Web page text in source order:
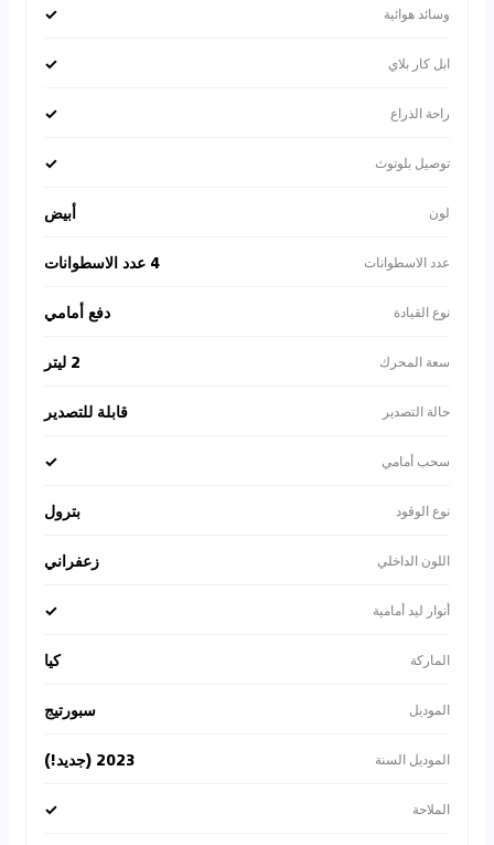
وسائد هوائية ✓
ابل كار بلاي ✓
راحة الذراع ✓
توصيل بلوتوث ✓
لون أبيض
عدد الاسطوانات 4 عدد الاسطوانات
نوع القيادة دفع أمامي
سعة المحرك 2 ليتر
حالة التصدير قابلة للتصدير
سحب أمامي ✓
نوع الوقود بترول
اللون الداخلي زعفراني
أنوار ليد أمامية ✓
الماركة كيا
الموديل سبورتيج
الموديل السنة 2023 (جديد!)
الملاحة ✓